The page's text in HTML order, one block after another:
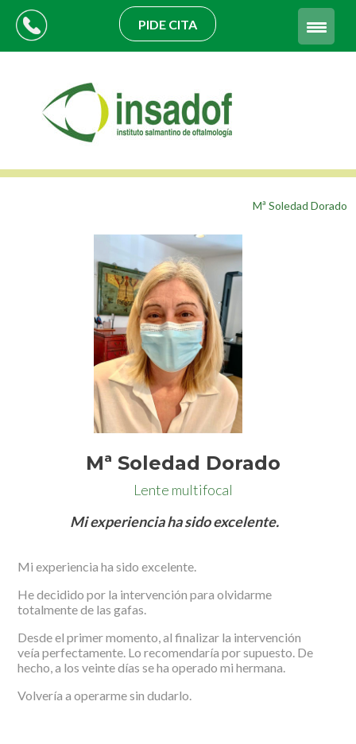
PIDE CITA
Mª Soledad Dorado
Mª Soledad Dorado
Lente multifocal
Mi experiencia ha sido excelente.
Mi experiencia ha sido excelente.
He decidido por la intervención para olvidarme
totalmente de las gafas.
Desde el primer momento, al finalizar la intervención
veía perfectamente. Lo recomendaría por supuesto. De
hecho, a los veinte días se ha operado mi hermana.
Volvería a operarme sin dudarlo.